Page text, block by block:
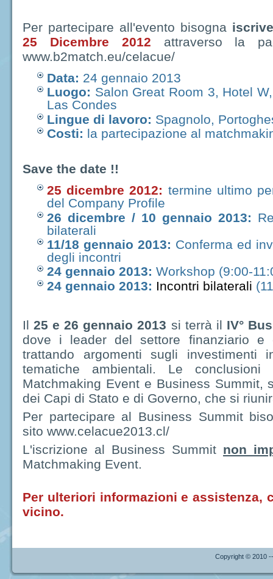
Per partecipare all'evento bisogna
25 Dicembre 2012 attraverso la
www.b2match.eu/celacue/
Data: 24 gennaio 2013
Luogo: Salon Great Room 3, Hotel
Las Condes
Lingue di lavoro: Spagnolo,
Costi: la partecipazione al
Save the date !!
25 dicembre 2012: termine ultimo
del Company Profile
26 dicembre / 10 gennaio 2013:
bilaterali
11/18 gennaio 2013: Conferma ed
degli incontri
24 gennaio 2013: Workshop (9:00-
24 gennaio 2013: Incontri bilaterali
Il25 e 26 gennaio 2013 si terrà il IV°
dove i leader del settore finanziario e
trattando argomenti sugli investimenti
tematiche ambientali. Le
Matchmaking Event e Business Summit,
dei Capi di Stato e di Governo, che si
Per partecipare al Business Summit
sito www.celacue2013.cl/
L'iscrizione al Business Summit non
Matchmaking Event.
Per ulteriori informazioni e assistenza,
vicino.
Copyright © 2010